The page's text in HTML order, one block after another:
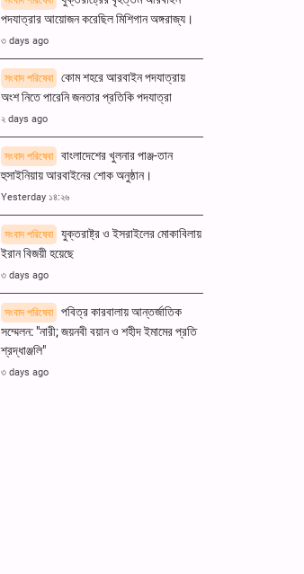
পদযাত্রার আয়োজন করেছিল মিশিগান অঙ্গরাজ্য।
৩ days ago
সংবাদ পরিষেবা
কোম শহরে আরবাইন পদযাত্রায়
অংশ নিতে পারেনি জনতার প্রতিকি পদযাত্রা
২ days ago
সংবাদ পরিষেবা
বাংলাদেশের খুলনার পাঞ্জ-তান
হুসাইনিয়ায় আরবাইনের শোক অনুষ্ঠান।
Yesterday ১৪:২৬
সংবাদ পরিষেবা
যুক্তরাষ্ট্র ও ইসরাইলের মোকাবিলায়
ইরান বিজয়ী হয়েছে
৩ days ago
সংবাদ পরিষেবা
পবিত্র কারবালায় আন্তর্জাতিক
সম্মেলন: "নারী; জয়নবী বয়ান ও শহীদ ইমামের প্রতি
শ্রদ্ধাঞ্জলি"
৩ days ago